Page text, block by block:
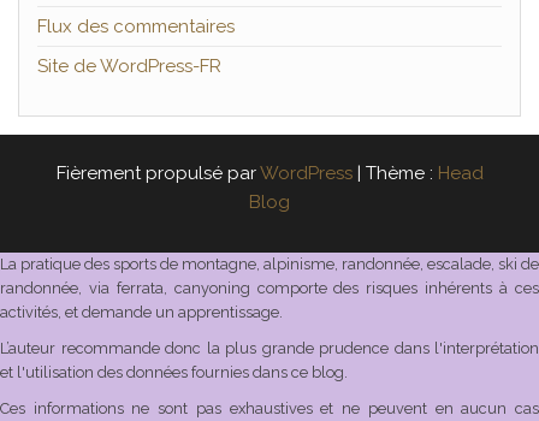
Flux des commentaires
Site de WordPress-FR
Fièrement propulsé parWordPress | Thème : Head
Blog
La pratique des sports de montagne, alpinisme, randonnée, escalade, ski de
randonnée, via ferrata, canyoning comporte des risques inhérents à ces
activités, et demande un apprentissage.
L’auteur recommande donc la plus grande prudence dans l'interprétation
et l'utilisation des données fournies dans ce blog.
Ces informations ne sont pas exhaustives et ne peuvent en aucun cas